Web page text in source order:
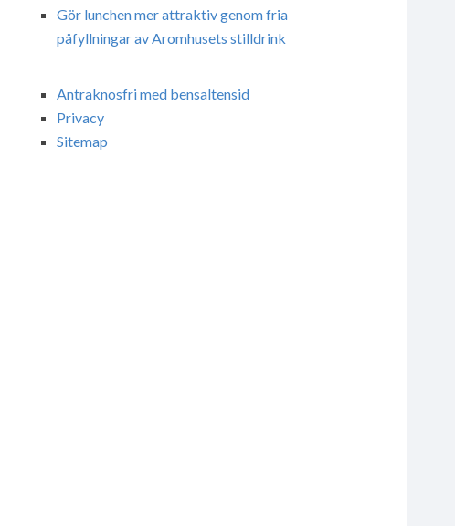
Gör lunchen mer attraktiv genom fria
påfyllningar av Aromhusets stilldrink
Antraknosfri med bensaltensid
Privacy
Sitemap